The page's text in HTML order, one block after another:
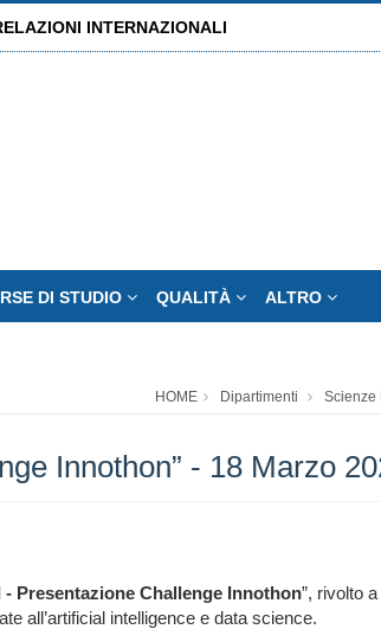
INTERNAZIONALI
DI STUDIO QUALITÀ ALTRO
HOME Dipartimenti Scienze
Innothon” - 18 Marzo
- Presentazione Challenge Innothon”, rivolto a
all’artificial intelligence e data science.